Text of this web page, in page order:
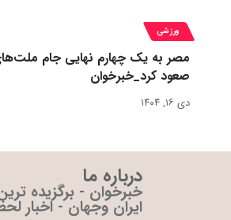
ورزشی
مصر به یک چهارم نهایی جام
صعود کرد_خبرخوان
دی ۱۶, ۱۴۰۴
درباره ما
خبرخوان - برگزیده
ایران وجهان - اخبار